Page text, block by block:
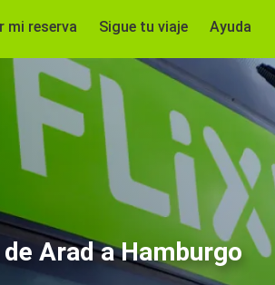
mi reserva Sigue tu viaje Ayuda
Arad a Hamburgo